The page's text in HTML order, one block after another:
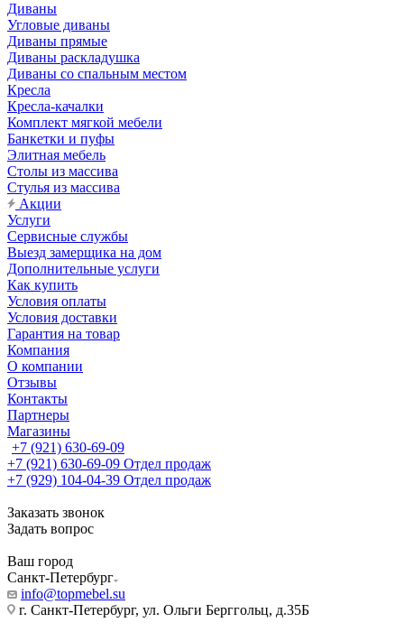
Диваны
Угловые диваны
Диваны прямые
Диваны раскладушка
Диваны со спальным местом
Кресла
Кресла-качалки
Комплект мягкой мебели
Банкетки и пуфы
Элитная мебель
Столы из массива
Стулья из массива
Акции
Услуги
Сервисные службы
Выезд замерщика на дом
Дополнительные услуги
Как купить
Условия оплаты
Условия доставки
Гарантия на товар
Компания
О компании
Отзывы
Контакты
Партнеры
Магазины
+7 (921) 630-69-09
+7 (921) 630-69-09 Отдел продаж
+7 (929) 104-04-39 Отдел продаж
Заказать звонок
Задать вопрос
Ваш город
Санкт-Петербург
info@topmebel.su
г. Санкт-Петербург, ул. Ольги Берггольц, д.35Б